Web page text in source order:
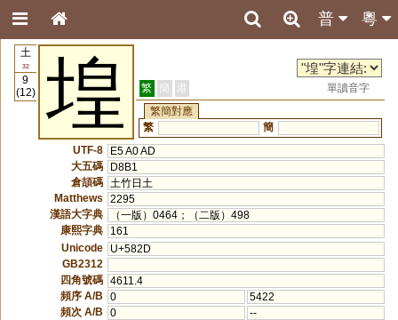
粵
普
土
32
9
(12)
堭 繁 簡 港
單讀音字
繁簡對應
繁
簡
UTF-8
E5 A0 AD
大五碼
D8B1
倉頡碼
土竹日土
Matthews
2295
漢語大字典
（一版）0464；（二版）498
康熙字典
161
Unicode
U+582D
GB2312
四角號碼 4611.4
頻序 A/B
0
5422
頻次 A/B
0
--